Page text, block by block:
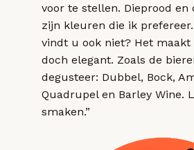
voor te stellen. Dieprood en
zijn kleuren die ik
vindt u ook niet? Het
doch elegant. Zoals de
degusteer: Dubbel, Bock,
Quadrupel en Barley Wine.
smaken.”